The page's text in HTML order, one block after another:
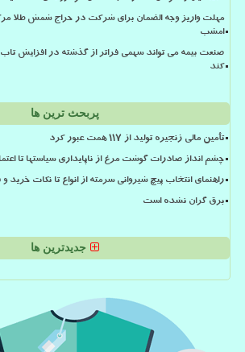
امشب
صنعت بیمه می تواند سهمی فراتر از گذشته در افزایش تاب
کند
پربحث ترین ها
تأمین مالی زنجیره تولید از ۱۱۷ همت عبور کرد
چشم انداز صادرات گوشت مرغ از ناپایداری سیاستها تا
راهنمای انتخاب پیچ شیروانی سرمته از انواع تا نکات خرید
برق گران نشده است
جدیدترین ها